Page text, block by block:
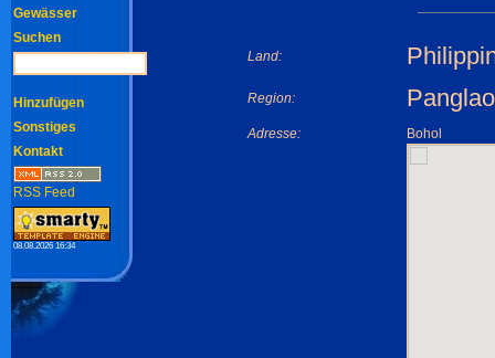
Land:
Region:
Adresse: Bohol
Gewässer
Suchen
Hinzufügen
Sonstiges
Kontakt
RSS Feed
08.08.2026 16:34